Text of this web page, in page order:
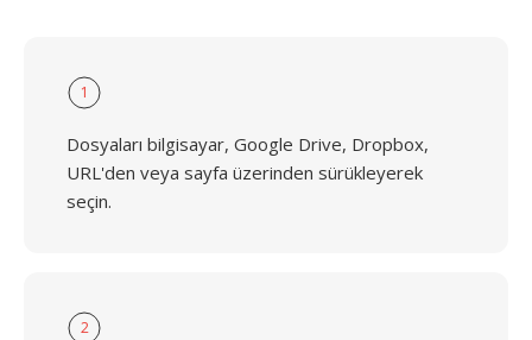
1
Dosyaları bilgisayar, Google Drive, Dropbox,
URL'den veya sayfa üzerinden sürükleyerek
seçin.
2